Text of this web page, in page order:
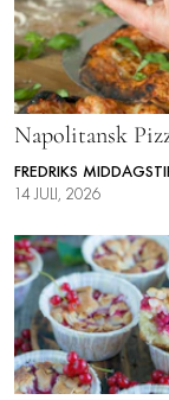
Napolitansk
FREDRIKS
14 JULI, 2026